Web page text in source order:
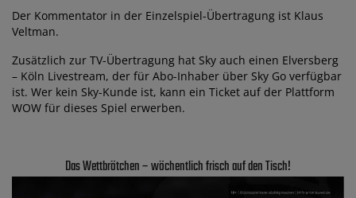
Der Kommentator in der Einzelspiel-Übertragung ist Klaus
Veltman.
Zusätzlich zur TV-Übertragung hat Sky auch einen Elversberg
– Köln Livestream, der für Abo-Inhaber über Sky Go verfügbar
ist. Wer kein Sky-Kunde ist, kann ein Ticket auf der Plattform
WOW für dieses Spiel erwerben.
Das Wettbrötchen – wöchentlich frisch auf den Tisch!